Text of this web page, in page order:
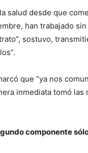
salud desde que
han trabajado
sostuvo,
que “ya nos
inmediata tomó
componente